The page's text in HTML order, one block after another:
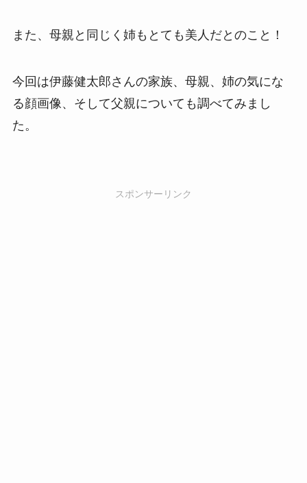
また、母親と同じく姉もとても美人だとのこと！
今回は伊藤健太郎さんの家族、母親、姉の気にな
る顔画像、そして父親についても調べてみまし
た。
スポンサーリンク